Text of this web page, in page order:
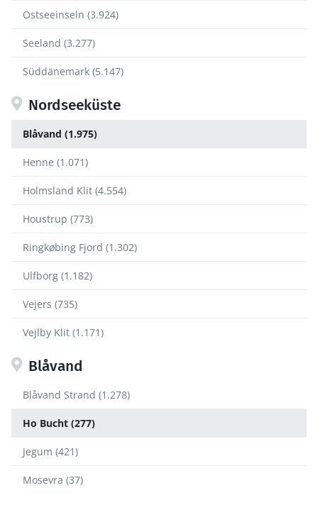
Ostseeinseln (3.924)
Seeland (3.277)
Süddänemark (5.147)
Nordseeküste
Blåvand (1.975)
Henne (1.071)
Holmsland Klit (4.554)
Houstrup (773)
Ringkøbing Fjord (1.302)
Ulfborg (1.182)
Vejers (735)
Vejlby Klit (1.171)
Blåvand
Blåvand Strand (1.278)
Ho Bucht (277)
Jegum (421)
Mosevra (37)